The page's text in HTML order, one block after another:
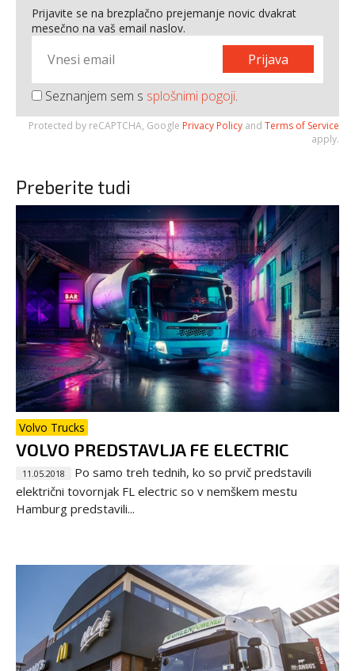
Prijavite se na brezplačno prejemanje novic dvakrat
mesečno na vaš email naslov.
Prijava
Seznanjem sem s splošnimi pogoji.
Protected by reCAPTCHA, Google Privacy Policy and Terms of Service
apply.
Preberite tudi
Volvo Trucks
VOLVO PREDSTAVLJA FE ELECTRIC
11.05.2018
Po samo treh tednih, ko so prvič predstavili
električni tovornjak FL electric so v nemškem mestu
Hamburg predstavili...